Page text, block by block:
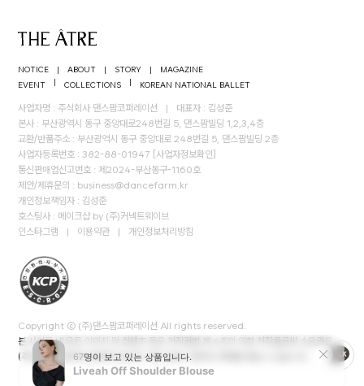
NOTICE | ABOUT | STORY |
MAGAZINE
EVENT
| COLLECTIONS | KOREAN NATIONAL BALLET
사업자명 : 주식회사 댄스팜코퍼레이션 |
대표자 : 김성준
본사 : 부산광역시 동구 중앙대로248번길 5, 댄스팜빌딩 1,2,3,4층
교환/반품주소 : 부산광역시 동구 중앙대로 248번길 5, 댄스팜빌딩 2층
사업자등록번호 : 382-88-01947 [사업자정보확인]
통신판매업신고번호 : 제2024-부산동구-1160호
제안/제휴문의 : business@dancefarm.kr
개인정보책임자 : 김성준
호스팅사 : 메이크샵 by (주)커넥트웨이브
인스타그램
| 이용약관 | 개인정보처리방침
Copyright © (주)댄스팜코퍼레이션 All rights reserved.
본 사이트 내 모든 이미지 및 컨텐츠 등은 저작권법 제 4조의 의한 저작물로써 소유권은
(주)댄스팜코퍼레이션에게 있으며, 무단 도용시 법적인 제재를 받을 수 있습니다.